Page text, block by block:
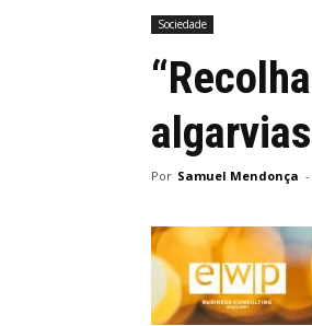
Sociedade
Por Samuel Mendonça -